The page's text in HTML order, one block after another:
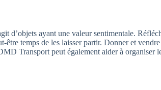
d’objets ayant une valeur sentimentale.
être temps de les laisser partir. Donner et
Transport peut également aider à organiser